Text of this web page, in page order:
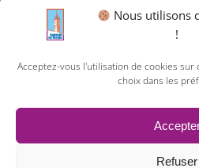
Nous utilisons
!
Acceptez-vous l'utilisation de cookies sur
choix dans les
Refuser
© 2026 Commune de Saint-Geniès-des-
Un service proposé par
Comm'un Site
Politique des cookies